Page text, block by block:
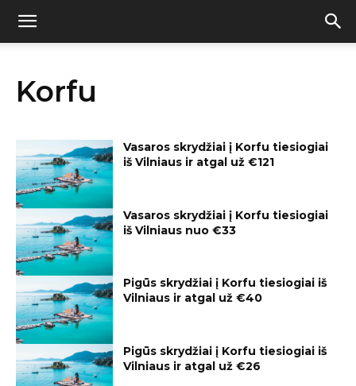
Korfu
Vasaros skrydžiai į Korfu tiesiogiai
iš Vilniaus ir atgal už €121
Vasaros skrydžiai į Korfu tiesiogiai
iš Vilniaus nuo €33
Pigūs skrydžiai į Korfu tiesiogiai iš
Vilniaus ir atgal už €40
Pigūs skrydžiai į Korfu tiesiogiai iš
Vilniaus ir atgal už €26